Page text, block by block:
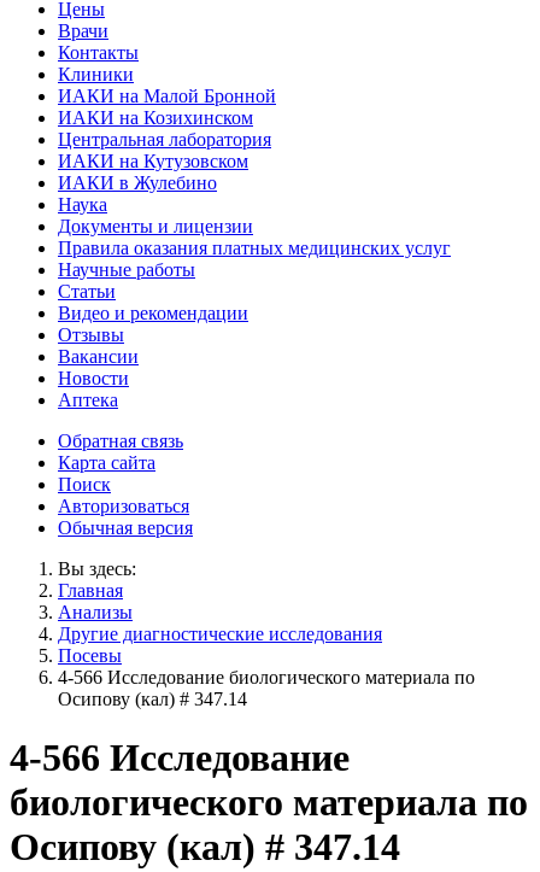
Цены
Врачи
Контакты
Клиники
ИАКИ на Малой Бронной
ИАКИ на Козихинском
Центральная лаборатория
ИАКИ на Кутузовском
ИАКИ в Жулебино
Наука
Документы и лицензии
Правила оказания платных медицинских услуг
Научные работы
Статьи
Видео и рекомендации
Отзывы
Вакансии
Новости
Аптека
Обратная связь
Карта сайта
Поиск
Авторизоваться
Обычная версия
Вы здесь:
Главная
Анализы
Другие диагностические исследования
Посевы
4-566 Исследование биологического материала по
Осипову (кал) # 347.14
4-566 Исследование
биологического материала по
Осипову (кал) # 347.14